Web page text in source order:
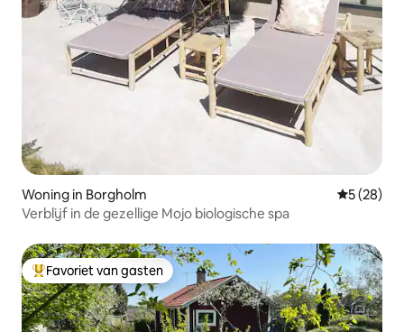
Woning in Borgholm
5 (28)
Verblijf in de gezellige Mojo biologische spa
Topfavoriet van gasten
Favoriet van gasten